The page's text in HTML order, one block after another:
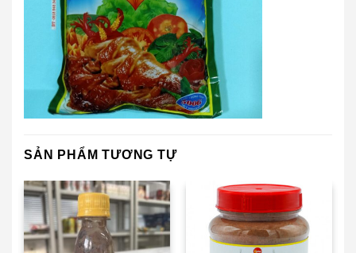
SẢN PHẨM TƯƠNG TỰ